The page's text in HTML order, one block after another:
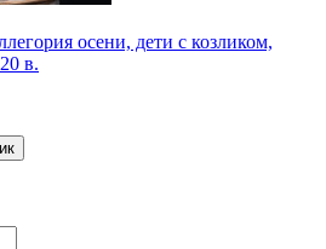
осени, дети с козликом,
в.